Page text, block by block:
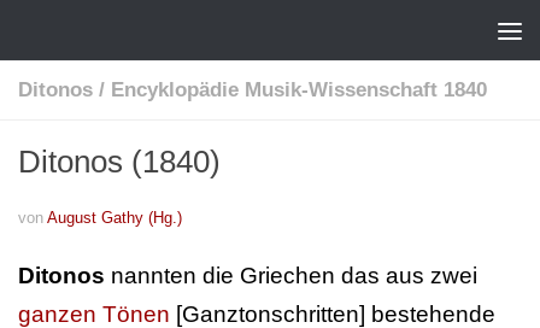
Ditonos / Encyklopädie Musik-Wissenschaft 1840
Ditonos (1840)
von August Gathy (Hg.)
Ditonos nannten die Griechen das aus zwei
ganzen Tönen [Ganztonschritten] bestehende